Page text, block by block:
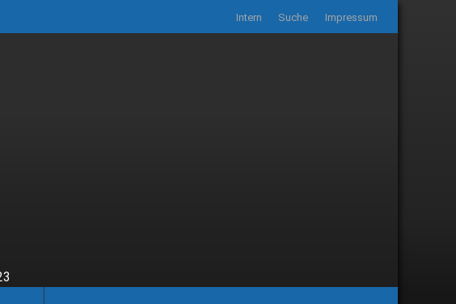
Intern Suche Impressum